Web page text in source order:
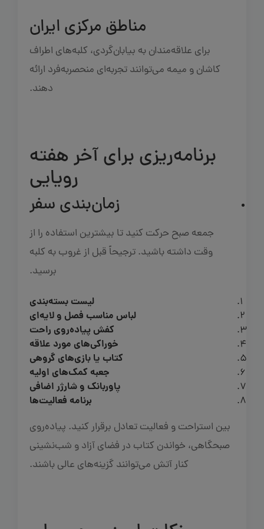
مناطق مرکزی ایران
برای علاقه‌مندان به بیابان‌گردی، کلبه‌های اطراف
کاشان و میمه می‌توانند تجربه‌ای منحصربه‌فرد ارائه
دهند.
برنامه‌ریزی برای آخر هفته
رویایی
زمان‌بندی سفر
جمعه صبح حرکت کنید تا بیشترین استفاده را از
وقت داشته باشید. ترجیحاً قبل از غروب به کلبه
برسید.
لیست بسته‌بندی
لباس مناسب فصل و لایه‌ای
کفش پیاده‌روی راحت
خوراکی‌های مورد علاقه
کتاب یا بازی‌های گروهی
جعبه کمک‌های اولیه
پاوربانک و شارژر اضافی
برنامه فعالیت‌ها
بین استراحت و فعالیت تعادل برقرار کنید. پیاده‌روی
صبحگاهی، خواندن کتاب در فضای آزاد و شب‌نشینی
کنار آتش می‌توانند گزینه‌های عالی باشند.